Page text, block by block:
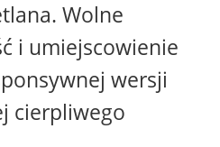
Wolne
i umiejscowienie
wersji
cierpliwego